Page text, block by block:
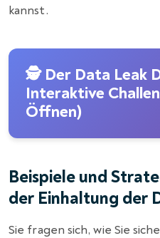
kannst.
🕵️ Der Data Leak
Interaktive
Öffnen)
Beispiele und
der Einhaltung der
Sie fragen sich, wie Sie